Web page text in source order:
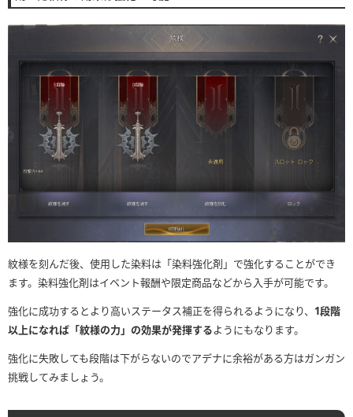
紋様を刻んだ後、使用した染料は「染料強化剤」で強化することができ
ます。染料強化剤はイベント報酬や限定商品などから入手が可能です。
強化に成功するとより高いステータス補正を得られるようになり、 1段階
以上になれば「紋様の力」の効果が発揮するようにもなります。
強化に失敗しても段階は下がらないのでアデナに余裕がある方はガンガン
挑戦してみましょう。